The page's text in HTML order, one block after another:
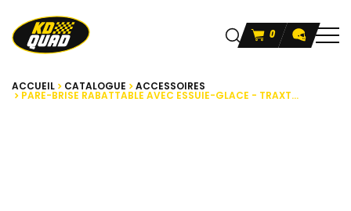
0
ACCUEIL CATALOGUE ACCESSOIRES
PARE-BRISE RABATTABLE AVEC ESSUIE-GLACE - TRAXT...